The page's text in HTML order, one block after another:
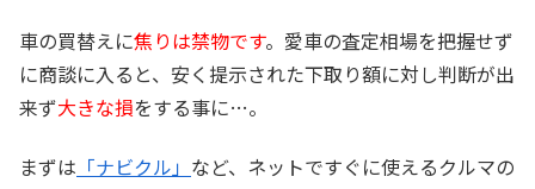
車の買替えに焦りは禁物です。愛車の査定相場を把握せず
に商談に入ると、安く提示された下取り額に対し判断が出
来ず大きな損をする事に…。
まずは 「ナビクル」 など、ネットですぐに使えるクルマの